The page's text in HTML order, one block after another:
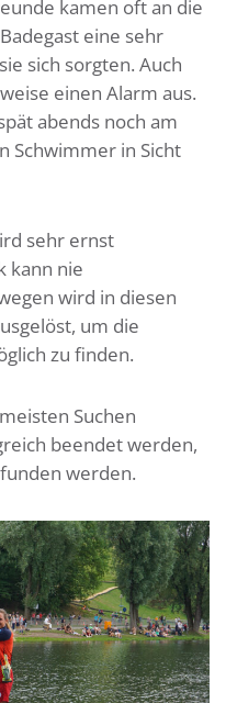
kamen oft an die
eine sehr
sich sorgten. Auch
einen Alarm aus.
abends noch am
Schwimmer in Sicht
sehr ernst
kann nie
wird in diesen
um die
zu finden.
Suchen
beendet werden,
werden.